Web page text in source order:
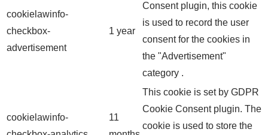
cookielawinfo-
checkbox-
advertisement
1 year
Consent plugin, this cookie
is used to record the user
consent for the cookies in
the "Advertisement"
category .
cookielawinfo-
11
This cookie is set by GDPR
Cookie Consent plugin. The
cookie is used to store the